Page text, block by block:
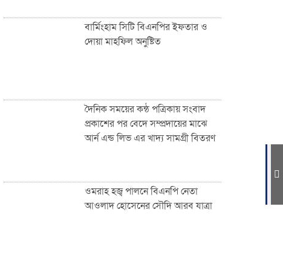
খন্দকার আব্দুর রকিব
বার্মিংহাম সিটি বিএনপির ইফতার ও
দোয়া মাহফিল অনুষ্টিত
দৈনিক সময়ের কন্ঠ পত্রিকায় সংবাদ
প্রকাশের পর বেদে সম্প্রদায়ের মাঝে
আর্ন এন্ড লিভ এর খাদ্য সামগ্রী বিতরণ
ওমরাহ হজ্ব পালনে বিএনপি নেতা
আওলাদ হোসেনের সৌদি আরব যাত্রা